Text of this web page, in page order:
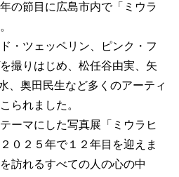
の節目に広島市内で「ミウラ
・ツェッペリン、ピンク・フ
撮りはじめ、松任谷由実、矢
、奥田民生など多くのアーティ
られました。
ーマにした写真展「ミウラヒ
０２５年で１２年目を迎えま
訪れるすべての人の心の中